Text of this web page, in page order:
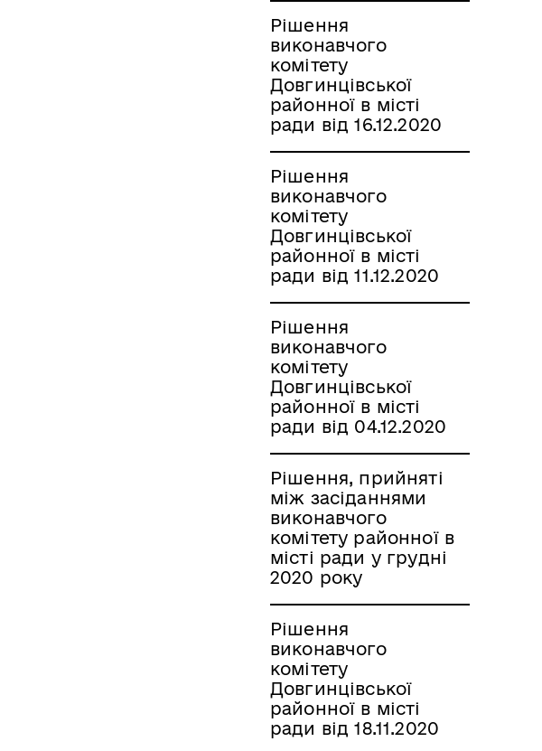
Рішення
виконавчого
комітету
Довгинцівської
районної в місті
ради від 16.12.2020
Рішення
виконавчого
комітету
Довгинцівської
районної в місті
ради від 11.12.2020
Рішення
виконавчого
комітету
Довгинцівської
районної в місті
ради від 04.12.2020
Рішення, прийняті
між засіданнями
виконавчого
комітету районної в
місті ради у грудні
2020 року
Рішення
виконавчого
комітету
Довгинцівської
районної в місті
ради від 18.11.2020